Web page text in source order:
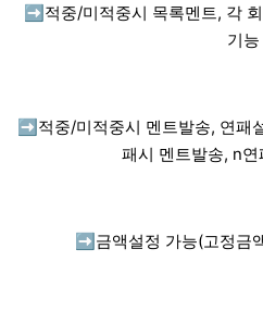
➡️ 적중/미적중시 목록멘트, 각
기능
➡️ 적중/미적중시 멘트발송, 연패
패시 멘트발송, n
➡️ 금액설정 가능(고정금